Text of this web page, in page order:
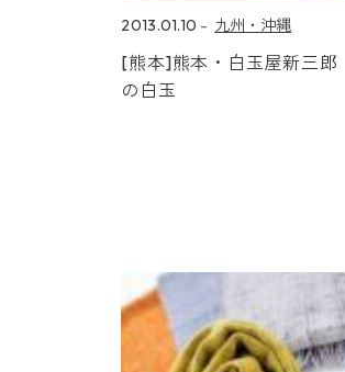
2013.01.10 九州・沖縄
[熊本]熊本・白玉屋新三郎
の白玉